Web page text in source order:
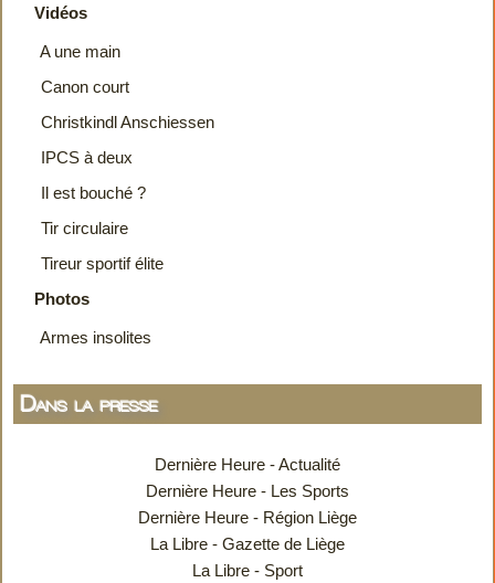
Vidéos
A une main
Canon court
Christkindl Anschiessen
IPCS à deux
Il est bouché ?
Tir circulaire
Tireur sportif élite
Photos
Armes insolites
Dans la presse
Dernière Heure - Actualité
Dernière Heure - Les Sports
Dernière Heure - Région Liège
La Libre - Gazette de Liège
La Libre - Sport